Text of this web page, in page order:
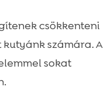
csökkenteni
kutyánk számára. A
sokat